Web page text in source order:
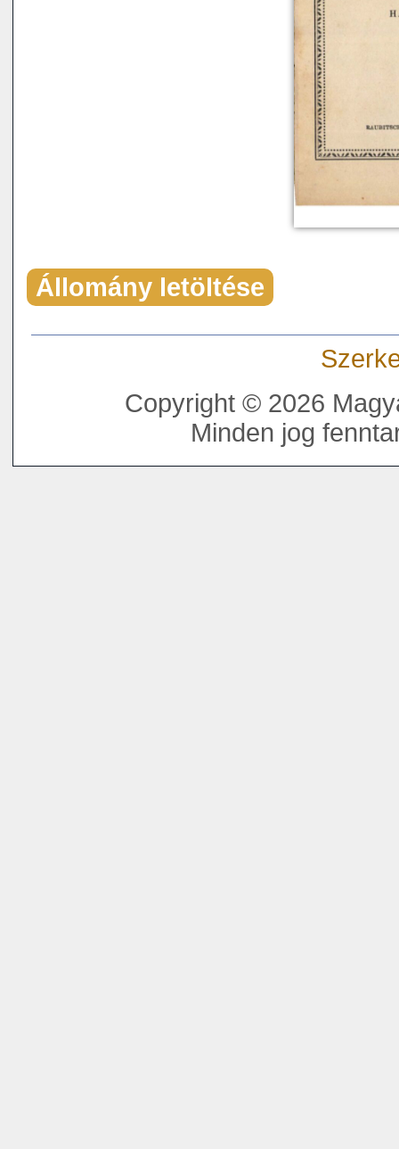
Állomány letöltése
Copyright © 2026
Minden jog